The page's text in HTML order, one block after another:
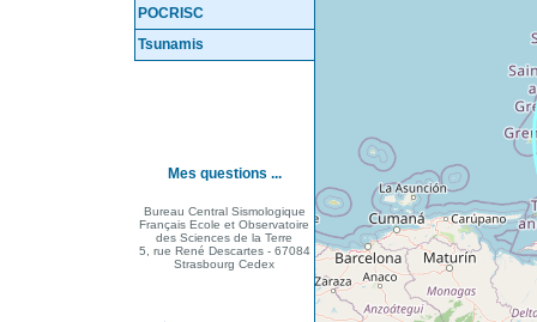
POCRISC
Tsunamis
Mes questions ...
Bureau Central Sismologique
Français Ecole et Observatoire
des Sciences de la Terre
5, rue René Descartes - 67084
Strasbourg Cedex